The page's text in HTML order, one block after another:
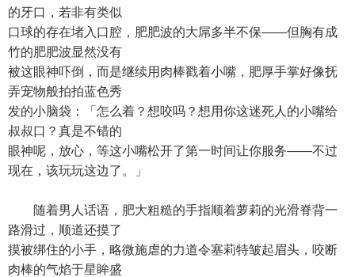
的牙口，若非有类似
口球的存在堵入口腔，肥肥波的大屌多半不保——但胸有成
竹的肥肥波显然没有
被这眼神吓倒，而是继续用肉棒戳着小嘴，肥厚手掌好像抚
弄宠物般拍拍蓝色秀
发的小脑袋：「怎么着？想咬吗？想用你这迷死人的小嘴给
叔叔口？真是不错的
眼神呢，放心，等这小嘴松开了第一时间让你服务——不过
现在，该玩玩这边了。」
随着男人话语，肥大粗糙的手指顺着萝莉的光滑脊背一
路滑过，顺道还摸了
摸被绑住的小手，略微施虐的力道令塞莉特皱起眉头，咬断
肉棒的气焰于星眸盛